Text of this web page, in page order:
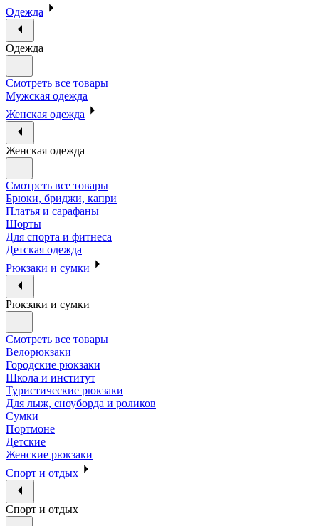
Одежда
Одежда
Смотреть все товары
Мужская одежда
Женская одежда
Женская одежда
Смотреть все товары
Брюки, бриджи, капри
Платья и сарафаны
Шорты
Для спорта и фитнеса
Детская одежда
Рюкзаки и сумки
Рюкзаки и сумки
Смотреть все товары
Велорюкзаки
Городские рюкзаки
Школа и институт
Туристические рюкзаки
Для лыж, сноуборда и роликов
Сумки
Портмоне
Детские
Женские рюкзаки
Спорт и отдых
Спорт и отдых